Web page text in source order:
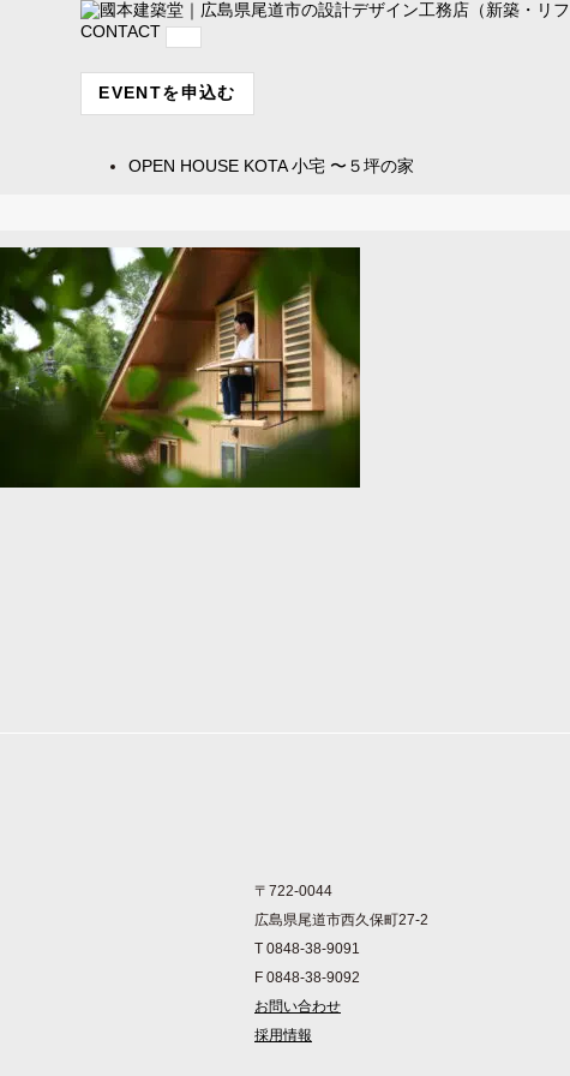
CONTACT
EVENTを申込む
OPEN HOUSE KOTA 小宅 〜５坪の家
〒722-0044
広島県尾道市西久保町27-2
T 0848-38-9091
F 0848-38-9092
お問い合わせ
採用情報